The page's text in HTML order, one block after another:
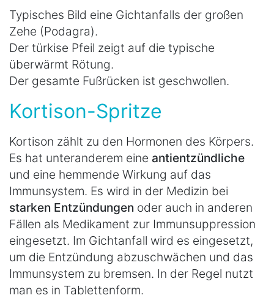
Typisches Bild eine Gichtanfalls der großen
Zehe (Podagra).
Der türkise Pfeil zeigt auf die typische
überwärmt Rötung.
Der gesamte Fußrücken ist geschwollen.
Kortison-Spritze
Kortison zählt zu den Hormonen des Körpers.
Es hat unteranderem eine antientzündliche
und eine hemmende Wirkung auf das
Immunsystem. Es wird in der Medizin bei
starken Entzündungen oder auch in anderen
Fällen als Medikament zur Immunsuppression
eingesetzt. Im Gichtanfall wird es eingesetzt,
um die Entzündung abzuschwächen und das
Immunsystem zu bremsen. In der Regel nutzt
man es in Tablettenform.